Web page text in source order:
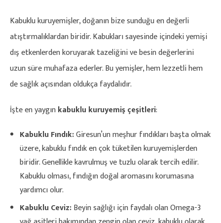
Kabuklu kuruyemişler, doğanın bize sunduğu en değerli
atıştırmalıklardan biridir. Kabukları sayesinde içindeki yemişi
dış etkenlerden koruyarak tazeliğini ve besin değerlerini
uzun süre muhafaza ederler. Bu yemişler, hem lezzetli hem
de sağlık açısından oldukça faydalıdır.
İşte en yaygınkabuklu kuruyemiş çeşitleri:
Kabuklu Fındık:Giresun’un meşhur fındıkları başta olmak
üzere, kabuklu fındık en çok tüketilen kuruyemişlerden
biridir. Genellikle kavrulmuş ve tuzlu olarak tercih edilir.
Kabuklu olması, fındığın doğal aromasını korumasına
yardımcı olur.
Kabuklu Ceviz:Beyin sağlığı için faydalı olan Omega-3